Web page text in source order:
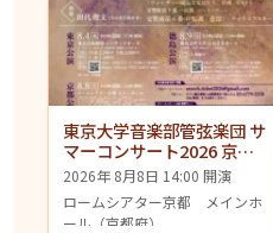
東京大学音楽部管弦楽団 サ
マーコンサート2026 京都
公演
2026年 8月8日 14:00 開演
ロームシアター京都 メインホ
ール（京都府）